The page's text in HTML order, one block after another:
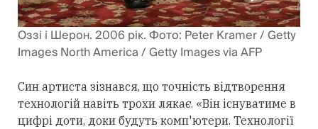
Оззі і Шерон. 2006 рік. Фото: Peter Kramer / Getty
Images North America / Getty Images via AFP
Син артиста зізнався, що точність відтворення
технологій навіть трохи лякає. «Він існуватиме в
цифрі доти, доки будуть комп'ютери. Технології